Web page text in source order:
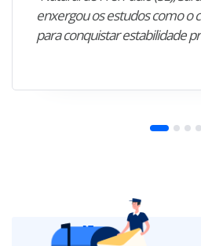
enxergou os estudos como o
para conquistar estabilidade